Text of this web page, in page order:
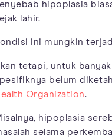
hipoplasia
lahir.
ini mungkin
tetapi, untuk
belum
Organization.
hipoplasia
selama